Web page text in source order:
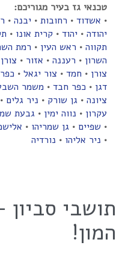
טכנאי גז בעיר מגוריכם:
• אשדוד • רחובות • יבנה •
יהודה • יהוד • קרית אונו •
תקווה • ראש העין • רמת
השרון • רעננה • אזור • צורן
צורן • חמד • צור יגאל •
דגן • כפר חבד • משמר
ציונה • גן שורק • ניר גלים •
עקרון • נווה ימין • גבעת
• שפיים • גן שמריהו •
• ניר אליהו • נורדיה
תושבי
המון!